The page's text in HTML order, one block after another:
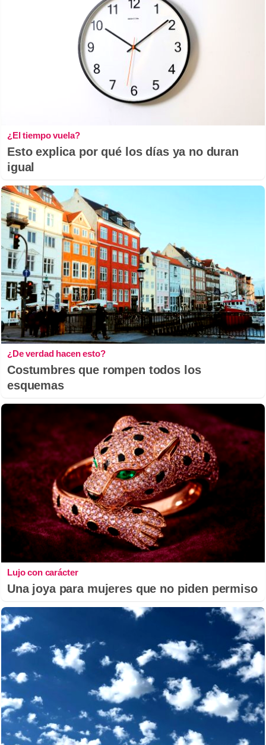
¿El tiempo vuela?
Esto explica por qué los días ya no duran
igual
¿De verdad hacen esto?
Costumbres que rompen todos los
esquemas
Lujo con carácter
Una joya para mujeres que no piden permiso